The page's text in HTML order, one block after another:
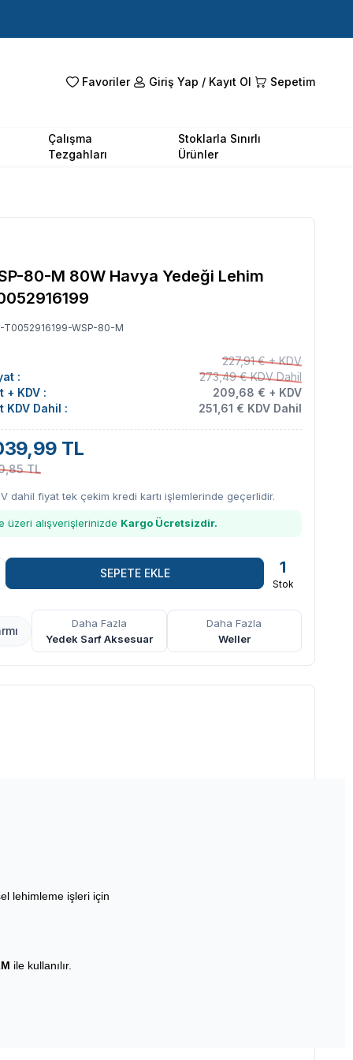
Favoriler Giriş Yap / Kayıt Ol Sepetim
Çalışma
Tezgahları
Stoklarla Sınırlı
Ürünler
80-M 80W Havya Yedeği Lehim
T0052916199-WSP-80-M
227,91 € + KDV
:
273,49 € KDV Dahil
+ KDV :
209,68 € + KDV
KDV Dahil :
251,61 € KDV Dahil
TL
TL
dahil fiyat tek çekim kredi kartı işlemlerinde geçerlidir.
üzeri alışverişlerinizde Kargo Ücretsizdir.
SEPETE EKLE 1
Stok
Daha Fazla
Yedek Sarf Aksesuar
Daha Fazla
Weller
lehimleme işleri için
ile kullanılır.